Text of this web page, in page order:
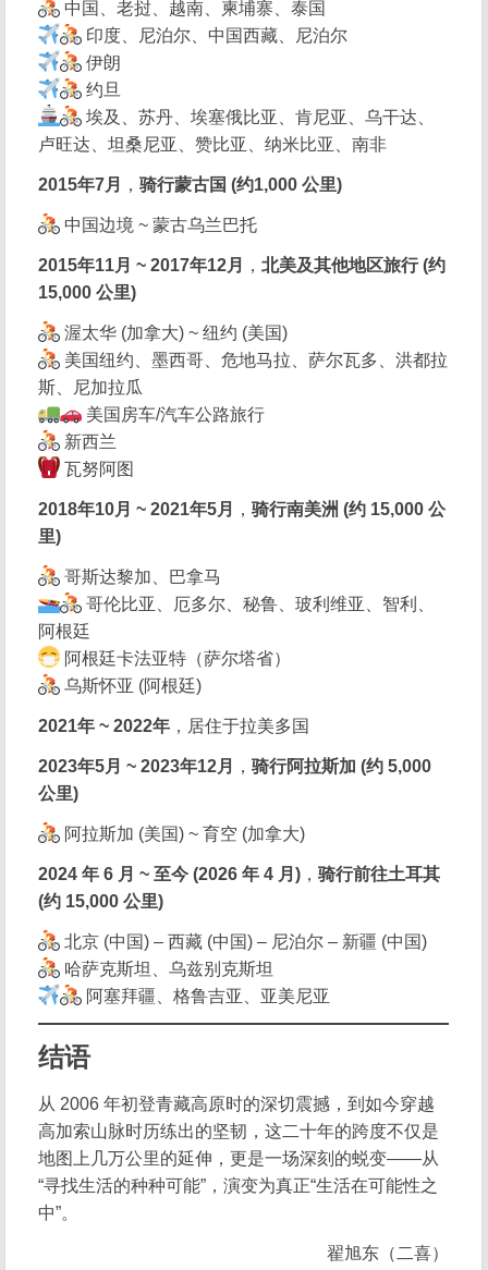
中国、老挝、越南、柬埔寨、泰国
印度、尼泊尔、中国西藏、尼泊尔
伊朗
约旦
埃及、苏丹、埃塞俄比亚、肯尼亚、乌干达、
卢旺达、坦桑尼亚、赞比亚、纳米比亚、南非
2015年7月 ，骑行蒙古国 (约1,000 公里)
中国边境 ~ 蒙古乌兰巴托
2015年11月 ~ 2017年12月 ，北美及其他地区旅行 (约
15,000 公里)
渥太华 (加拿大) ~ 纽约 (美国)
美国纽约、墨西哥、危地马拉、萨尔瓦多、洪都拉
斯、尼加拉瓜
美国房车/汽车公路旅行
新西兰
瓦努阿图
2018年10月 ~ 2021年5月 ，骑行南美洲 (约 15,000 公
里)
哥斯达黎加、巴拿马
哥伦比亚、厄多尔、秘鲁、玻利维亚、智利、
阿根廷
阿根廷卡法亚特（萨尔塔省）
乌斯怀亚 (阿根廷)
2021年 ~ 2022年 ，居住于拉美多国
2023年5月 ~ 2023年12月 ，骑行阿拉斯加 (约 5,000
公里)
阿拉斯加 (美国) ~ 育空 (加拿大)
2024 年 6 月 ~ 至今 (2026 年 4 月) ，骑行前往土耳其
(约 15,000 公里)
北京 (中国) – 西藏 (中国) – 尼泊尔 – 新疆 (中国)
哈萨克斯坦、乌兹别克斯坦
阿塞拜疆、格鲁吉亚、亚美尼亚
结语
从 2006 年初登青藏高原时的深切震撼，到如今穿越
高加索山脉时历练出的坚韧，这二十年的跨度不仅是
地图上几万公里的延伸，更是一场深刻的蜕变——从
“寻找生活的种种可能”，演变为真正“生活在可能性之
中”。
翟旭东（二喜）